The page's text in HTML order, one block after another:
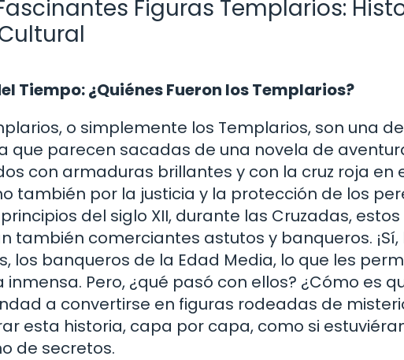
Figuras Templarios:
Tiempo: ¿Quiénes Fueron los Templarios?
o simplemente los Templarios, son una
que parecen sacadas de una novela de
con armaduras brillantes y con la cruz roja en
también por la justicia y la protección de los
del siglo XII, durante las Cruzadas,
también comerciantes astutos y banqueros. ¡Sí,
los banqueros de la Edad Media, lo que les
inmensa. Pero, ¿qué pasó con ellos? ¿Cómo es
a convertirse en figuras rodeadas de
esta historia, capa por capa, como si
de secretos.